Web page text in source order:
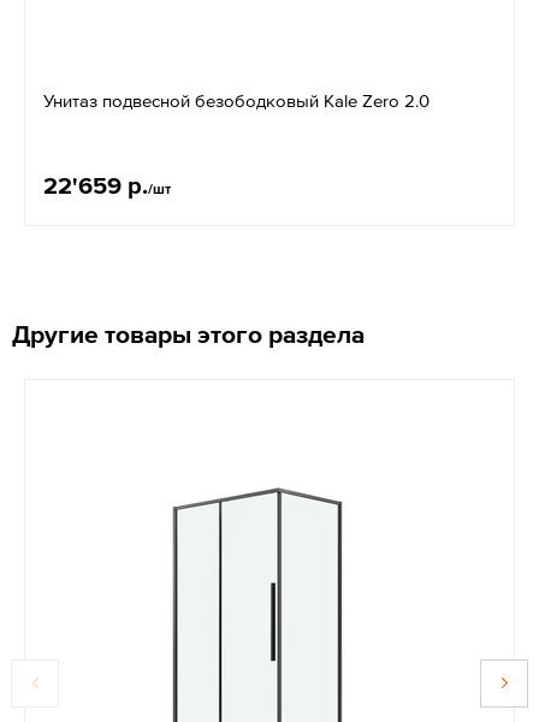
Унитаз подвесной безободковый Kale Zero 2.0
22'659 р./шт
Другие товары этого раздела